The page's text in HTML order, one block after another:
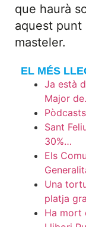
que haurà
aquest punt
masteler.
EL MÉS
Ja està
Major
Pòdcasts
Sant
30%…
Els
Una
platja
Ha mort